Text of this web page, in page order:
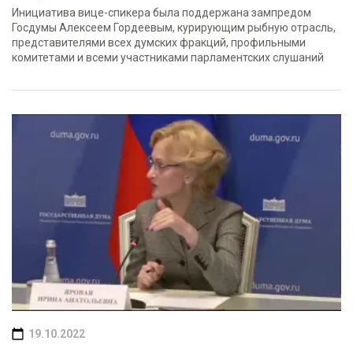
Инициатива вице-спикера была поддержана зампредом
Госдумы Алексеем Гордеевым, курирующим рыбную отрасль,
представителями всех думских фракций, профильными
комитетами и всеми участниками парламентских слушаний
19.10.2022